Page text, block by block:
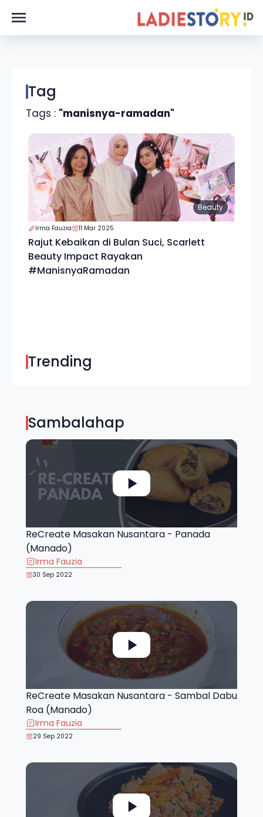
Tag
Tags : "manisnya-ramadan"
Beauty
Irma Fauzia 11 Mar 2025
Rajut Kebaikan di Bulan Suci, Scarlett
Beauty Impact Rayakan
#ManisnyaRamadan
Trending
Sambalahap
ReCreate Masakan Nusantara - Panada
(Manado)
Irma Fauzia
30 Sep 2022
ReCreate Masakan Nusantara - Sambal Dabu
Roa (Manado)
Irma Fauzia
29 Sep 2022